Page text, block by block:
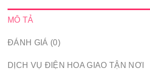
MÔ TẢ
ĐÁNH GIÁ (0)
DỊCH VỤ ĐIỆN HOA GIAO TẬN NƠI